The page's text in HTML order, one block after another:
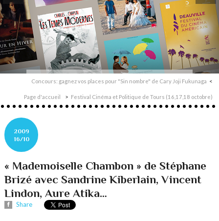
Concours: gagnez vos places pour "Sin nombre" de Cary Joji Fukunaga
Page d'accueil Festival Cinéma et Politique de Tours (16,17,18 octobre)
2009
16/10
« Mademoiselle Chambon » de Stéphane
Brizé avec Sandrine Kiberlain, Vincent
Lindon, Aure Atika…
Share